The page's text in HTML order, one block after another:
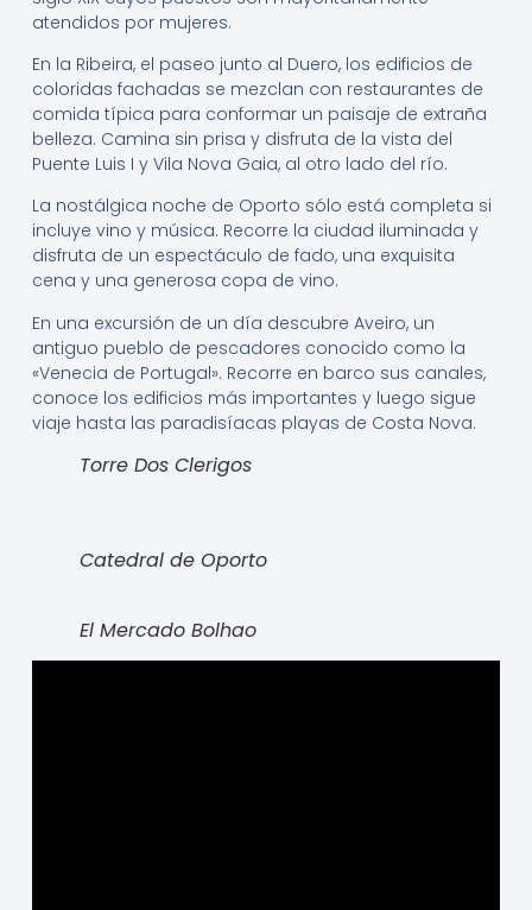
atendidos por mujeres.
En la Ribeira, el paseo junto al Duero, los edificios de
coloridas fachadas se mezclan con restaurantes de
comida típica para conformar un paisaje de extraña
belleza. Camina sin prisa y disfruta de la vista del
Puente Luis I y Vila Nova Gaia, al otro lado del río.
La nostálgica noche de Oporto sólo está completa si
incluye vino y música. Recorre la ciudad iluminada y
disfruta de un espectáculo de fado, una exquisita
cena y una generosa copa de vino.
En una excursión de un día descubre Aveiro, un
antiguo pueblo de pescadores conocido como la
«Venecia de Portugal». Recorre en barco sus canales,
conoce los edificios más importantes y luego sigue
viaje hasta las paradisíacas playas de Costa Nova.
Torre Dos Clerigos
Catedral de Oporto
El Mercado Bolhao